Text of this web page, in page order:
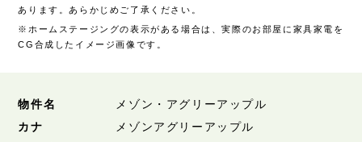
あります。あらかじめご了承ください。
※ホームステージングの表示がある場合は、実際のお部屋に家具家電を
CG合成したイメージ画像です。
物件名
メゾン・アグリーアップル
カナ
メゾンアグリーアップル